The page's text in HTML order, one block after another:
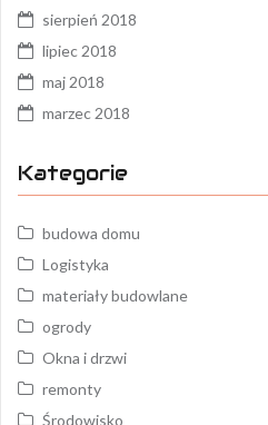
sierpień 2018
lipiec 2018
maj 2018
marzec 2018
Kategorie
budowa domu
Logistyka
materiały budowlane
ogrody
Okna i drzwi
remonty
Środowisko